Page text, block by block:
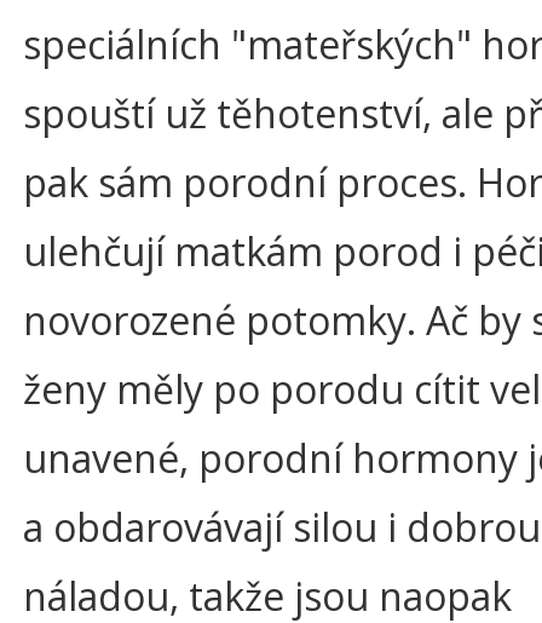
speciálních "mateřských"
spouští už těhotenství, ale
pak sám porodní proces.
ulehčují matkám porod i
novorozené potomky. Ač by
ženy měly po porodu cítit
unavené, porodní hormony
a obdarovávají silou i dobrou
náladou, takže jsou naopak